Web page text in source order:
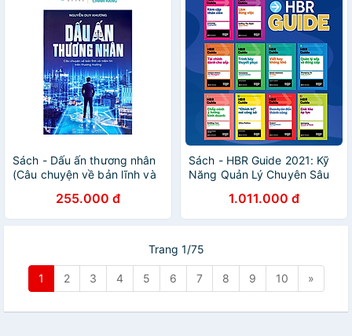
Sách - Dấu ấn thương nhân
(Câu chuyện về bản lĩnh và
255.000 đ
Sách - HBR Guide 2021: Kỹ
Năng Quản Lý Chuyên Sâu
( Bộ 10 cuốn + tặng kèm
boxset)
1.011.000 đ
Trang 1/75
1 2 3 4 5 6 7 8 9 10 »